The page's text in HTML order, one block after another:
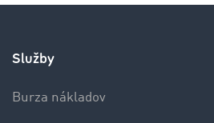
Služby
Burza nákladov